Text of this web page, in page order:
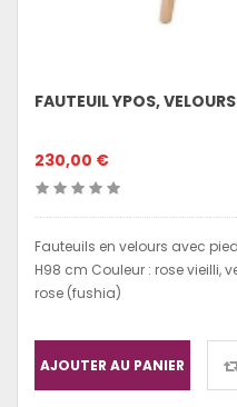
FAUTEUIL YPOS, VELOURS
230,00 €
Fauteuils en velours avec
H98 cm Couleur : rose vieilli,
rose (fushia)
AJOUTER AU PANIER